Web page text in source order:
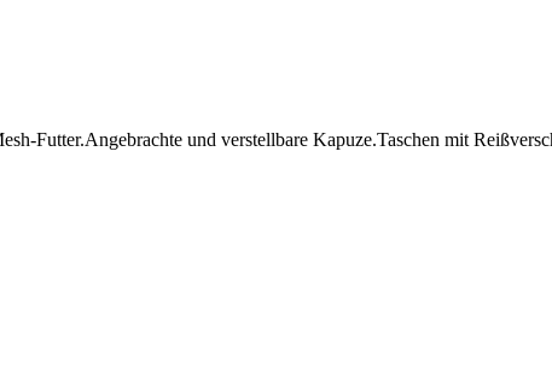
Futter.Angebrachte und verstellbare Kapuze.Taschen mit